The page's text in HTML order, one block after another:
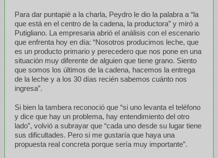
Para dar puntapié a la charla, Peydro le dio la palabra a “la
que está en el centro de la cadena, la productora” y miró a
Putigliano. La empresaria abrió el análisis con el escenario
que enfrenta hoy en día: “Nosotros producimos leche, que
es un producto primario y perecedero que nos pone en una
situación muy diferente de alguien que tiene grano. Siento
que somos los últimos de la cadena, hacemos la entrega
de la leche y a los 30 días recién sabemos cuánto nos
ingresa”.
Si bien la tambera reconoció que “si uno levanta el teléfono
y dice que hay un problema, hay entendimiento del otro
lado”, volvió a subrayar que “cada uno desde su lugar tiene
sus dificultades. Pero si me gustaría que haya una
propuesta real concreta porque sería muy importante”.